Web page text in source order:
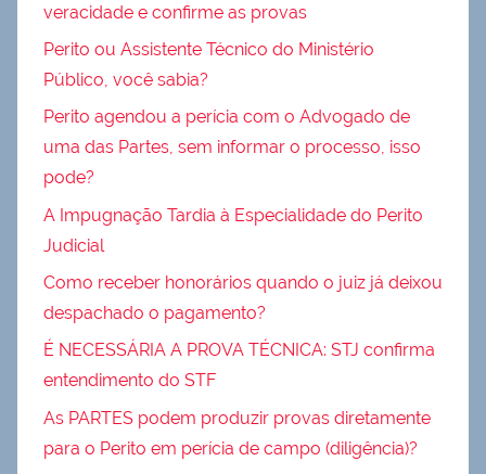
veracidade e confirme as provas
Perito ou Assistente Técnico do Ministério
Público, você sabia?
Perito agendou a perícia com o Advogado de
uma das Partes, sem informar o processo, isso
pode?
A Impugnação Tardia à Especialidade do Perito
Judicial
Como receber honorários quando o juiz já deixou
despachado o pagamento?
É NECESSÁRIA A PROVA TÉCNICA: STJ confirma
entendimento do STF
As PARTES podem produzir provas diretamente
para o Perito em perícia de campo (diligência)?